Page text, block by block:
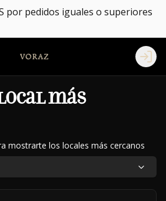
por pedidos iguales o superiores
Login
más
mostrarte los locales más cercanos